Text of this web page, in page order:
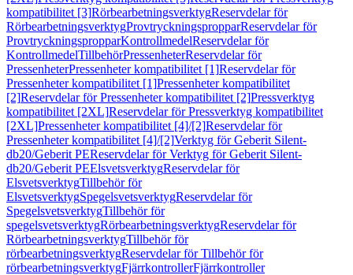
kompatibilitet [3]RörbearbetningsverktygReservdelar för
RörbearbetningsverktygProvtryckningspropparReservdelar för
ProvtryckningspropparKontrollmedelReservdelar för
KontrollmedelTillbehörPressenheterReservdelar för
PressenheterPressenheter kompatibilitet [1]Reservdelar för
Pressenheter kompatibilitet [1]Pressenheter kompatibilitet
[2]Reservdelar för Pressenheter kompatibilitet [2]Pressverktyg
kompatibilitet [2XL]Reservdelar för Pressverktyg kompatibilitet
[2XL]Pressenheter kompatibilitet [4]/[2]Reservdelar för
Pressenheter kompatibilitet [4]/[2]Verktyg för Geberit Silent-
db20/Geberit PEReservdelar för Verktyg för Geberit Silent-
db20/Geberit PEElsvetsverktygReservdelar för
ElsvetsverktygTillbehör för
ElsvetsverktygSpegelsvetsverktygReservdelar för
SpegelsvetsverktygTillbehör för
spegelsvetsverktygRörbearbetningsverktygReservdelar för
RörbearbetningsverktygTillbehör för
rörbearbetningsverktygReservdelar för Tillbehör för
rörbearbetningsverktygFjärrkontrollerFjärrkontroller